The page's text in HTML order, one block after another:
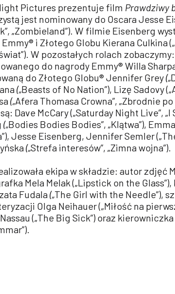
Pictures prezentuje film Prawdziwy
jest nominowany do Oscara Jesse
„Zombieland”). W filmie Eisenberg
i Złotego Globu Kierana Culkina
W pozostałych rolach
do nagrody Emmy® Willa Sharpa
do Złotego Globu® Jennifer Grey(„
(„Beasts of No Nation”), Lizę Sadovy
(„Afera Thomasa Crowna”, „Zbrodnie
Dave McCary („Saturday Night Live”, „I
(„Bodies Bodies Bodies”, „Klątwa”),
Jesse Eisenberg, Jennifer Semler
(„Strefa interesów”, „Zimna wojna”).
ekipa w składzie: autor zdjęć
Mela Melak („Lipstick on the
Fudala(„The Girl with the Needle”),
Olga Neihauer („Miłość na
(„The Big Sick”) oraz